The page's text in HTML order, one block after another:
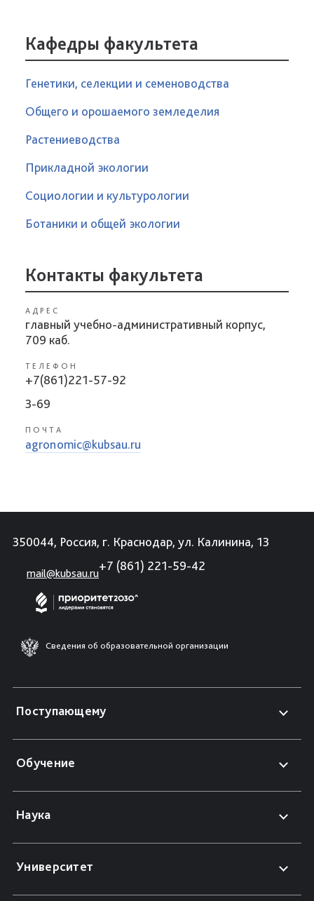
Кафедры факультета
Генетики, селекции и семеноводства
Общего и орошаемого земледелия
Растениеводства
Прикладной экологии
Социологии и культурологии
Ботаники и общей экологии
Контакты факультета
АДРЕС
главный учебно-административный корпус,
709 каб.
ТЕЛЕФОН
+7(861)221-57-92
3-69
ПОЧТА
agronomic@kubsau.ru
350044, Россия, г. Краснодар, ул. Калинина, 13
mail@kubsau.ru
+7 (861) 221-59-42
Сведения об образовательной организации
Поступающему
Обучение
Наука
Университет